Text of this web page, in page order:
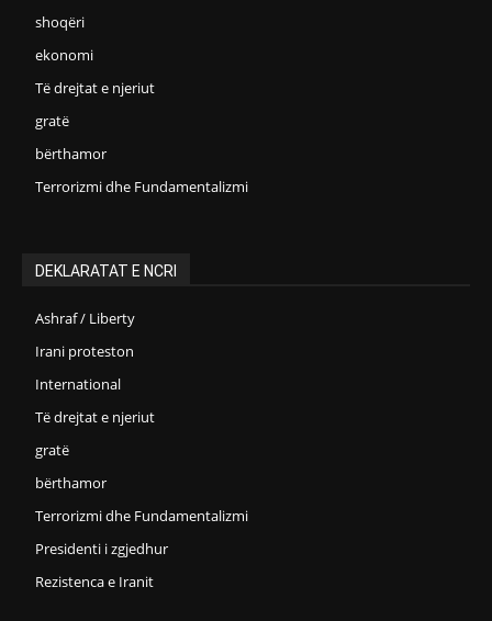
shoqëri
ekonomi
Të drejtat e njeriut
gratë
bërthamor
Terrorizmi dhe Fundamentalizmi
DEKLARATAT E NCRI
Ashraf / Liberty
Irani proteston
International
Të drejtat e njeriut
gratë
bërthamor
Terrorizmi dhe Fundamentalizmi
Presidenti i zgjedhur
Rezistenca e Iranit